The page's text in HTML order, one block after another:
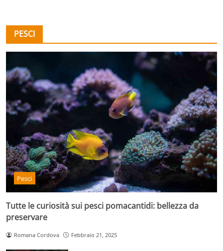
PESCI
Pesci
Tutte le curiosità sui pesci pomacantidi: bellezza da
preservare
Romana Cordova Febbraio 21, 2025